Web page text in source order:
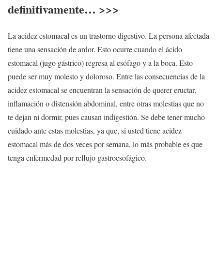
definitivamente… >>>
La acidez estomacal es un trastorno digestivo. La persona afectada
tiene una sensación de ardor. Esto ocurre cuando el ácido
estomacal (jugo gástrico) regresa al esófago y a la boca. Esto
puede ser muy molesto y doloroso. Entre las consecuencias de la
acidez estomacal se encuentran la sensación de querer eructar,
inflamación o distensión abdominal, entre otras molestias que no
te dejan ni dormir, pues causan indigestión. Se debe tener mucho
cuidado ante estas molestias, ya que, si usted tiene acidez
estomacal más de dos veces por semana, lo más probable es que
tenga enfermedad por reflujo gastroesofágico.